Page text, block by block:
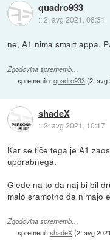
quadro933
::2. avg 2021, 08:31
ne, A1 nima smart appa.
Zgodovina sprememb…
spremenilo:quadro933(2. avg
shadeX
::2. avg 2021, 10:17
Kar se tiče tega je A1
uporabnega.
Glede na to da naj bi bil
malo sramotno da nimajo
Zgodovina sprememb…
spremenil:shadeX(2. avg